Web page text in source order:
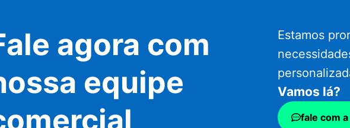
agora com
equipe
Estamos
Vamos lá?
fale com